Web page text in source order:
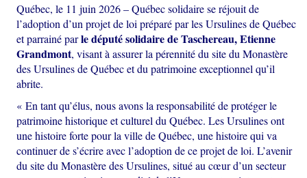
Québec, le 11 juin 2026 – Québec solidaire se réjouit de
l’adoption d’un projet de loi préparé par les Ursulines de Québec
et parrainé parle député solidaire de Taschereau, Etienne
Grandmont, visant à assurer la pérennité du site du Monastère
des Ursulines de Québec et du patrimoine exceptionnel qu’il
abrite.
« En tant qu’élus, nous avons la responsabilité de protéger le
patrimoine historique et culturel du Québec. Les Ursulines ont
une histoire forte pour la ville de Québec, une histoire qui va
continuer de s’écrire avec l’adoption de ce projet de loi. L’avenir
du site du Monastère des Ursulines, situé au cœur d’un secteur